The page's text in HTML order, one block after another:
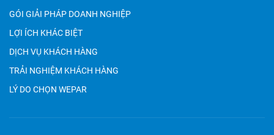
GÓI GIẢI PHÁP DOANH NGHIỆP
LỢI ÍCH KHÁC BIỆT
DỊCH VỤ KHÁCH HÀNG
TRẢI NGHIỆM KHÁCH HÀNG
LÝ DO CHỌN WEPAR